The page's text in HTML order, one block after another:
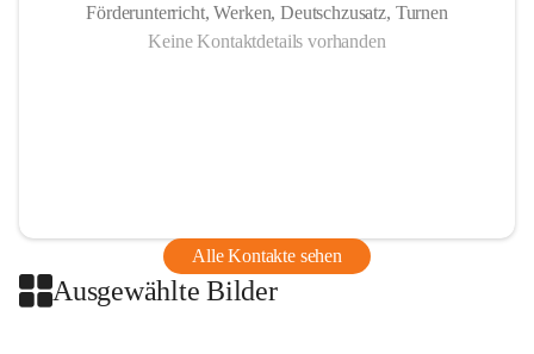
Förderunterricht, Werken, Deutschzusatz, Turnen
Keine Kontaktdetails vorhanden
Alle Kontakte sehen
Ausgewählte Bilder